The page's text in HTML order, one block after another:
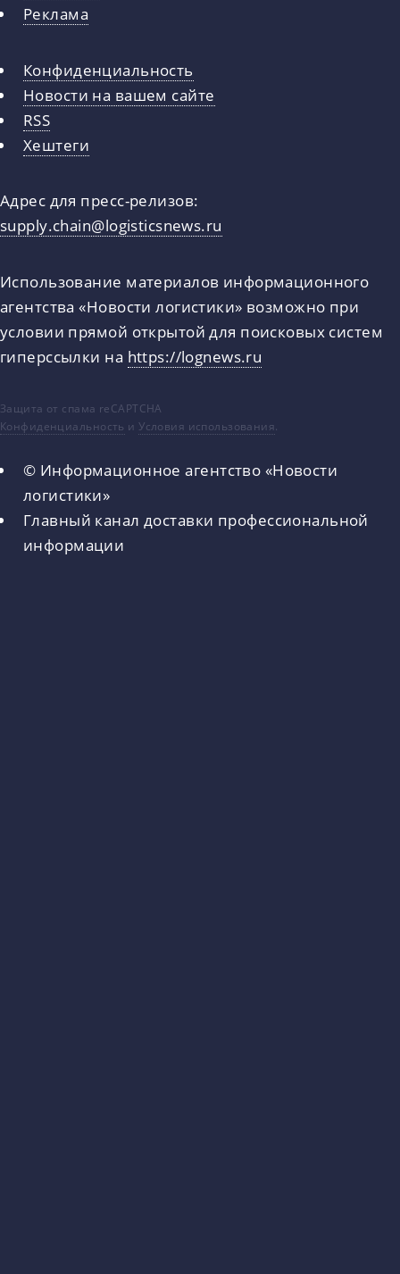
Реклама
Конфиденциальность
Новости на вашем сайте
RSS
Хештеги
Адрес для пресс-релизов:
supply.chain@logisticsnews.ru
Использование материалов информационного
агентства «Новости логистики» возможно при
условии прямой открытой для поисковых систем
гиперссылки на https://lognews.ru
Защита от спама reCAPTCHA
Конфиденциальность иУсловия использования.
© Информационное агентство «Новости
логистики»
Главный канал доставки профессиональной
информации